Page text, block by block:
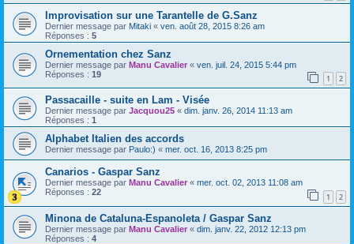
Improvisation sur une Tarantelle de G.Sanz
Dernier message par Mitaki « ven. août 28, 2015 8:26 am
Réponses : 5
Ornementation chez Sanz
Dernier message par Manu Cavalier « ven. juil. 24, 2015 5:44 pm
Réponses : 19 1 2
Passacaille - suite en Lam - Visée
Dernier message par Jacquou25 « dim. janv. 26, 2014 11:13 am
Réponses : 1
Alphabet Italien des accords
Dernier message par Paulo:) « mer. oct. 16, 2013 8:25 pm
Canarios - Gaspar Sanz
Dernier message par Manu Cavalier « mer. oct. 02, 2013 11:08 am
Réponses : 22 1 2
Minona de Cataluna-Espanoleta / Gaspar Sanz
Dernier message par Manu Cavalier « dim. janv. 22, 2012 12:13 pm
Réponses : 4